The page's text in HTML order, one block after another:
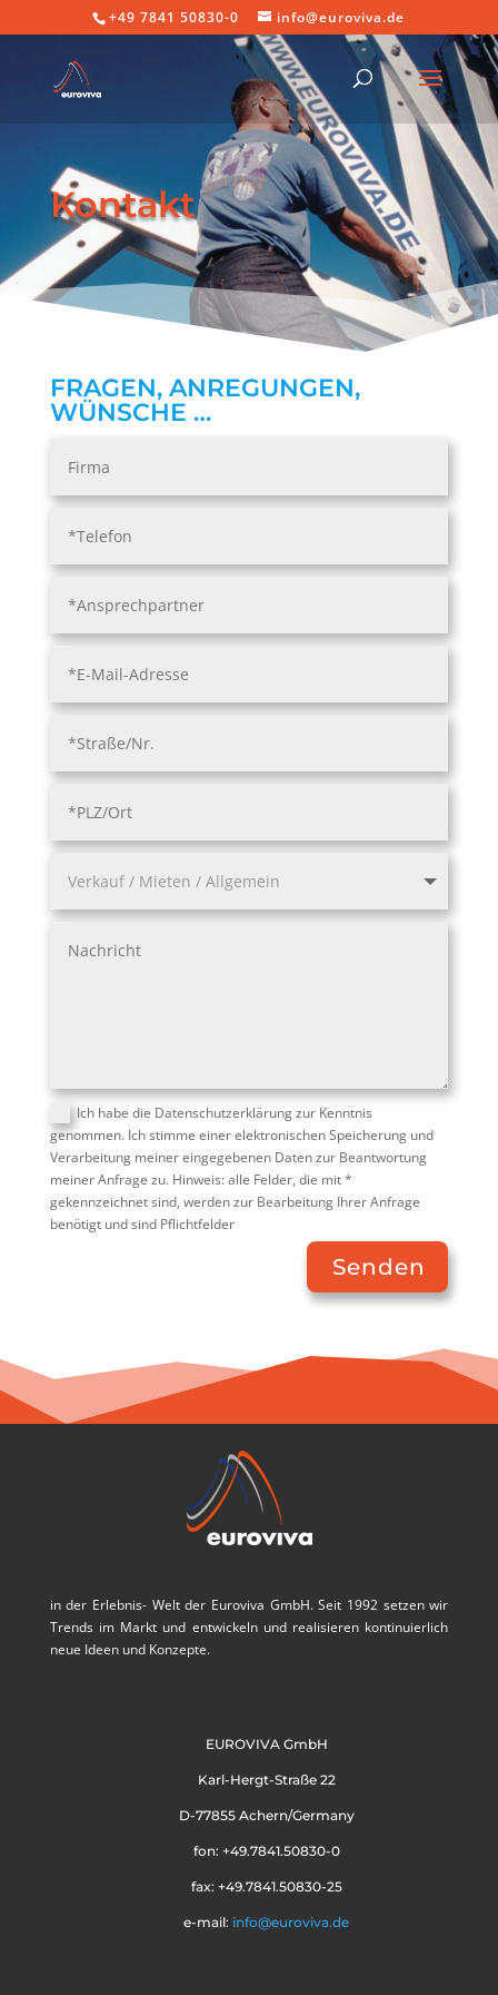
+49 7841 50830-0 info@euroviva.de
Kontakt
FRAGEN, ANREGUNGEN,
WÜNSCHE …
Ich habe die Datenschutzerklärung zur Kenntnis
genommen. Ich stimme einer elektronischen Speicherung und
Verarbeitung meiner eingegebenen Daten zur Beantwortung
meiner Anfrage zu. Hinweis: alle Felder, die mit *
gekennzeichnet sind, werden zur Bearbeitung Ihrer Anfrage
benötigt und sind Pflichtfelder
Senden
in der Erlebnis- Welt der Euroviva GmbH. Seit 1992 setzen wir
Trends im Markt und entwickeln und realisieren kontinuierlich
neue Ideen und Konzepte.
EUROVIVA GmbH
Karl-Hergt-Straße 22
D-77855 Achern/Germany
fon: +49.7841.50830-0
fax: +49.7841.50830-25
e-mail: info@euroviva.de